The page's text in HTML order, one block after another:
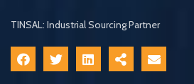
TINSAL: Industrial Sourcing Partner